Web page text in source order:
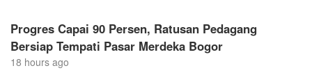
Progres Capai 90 Persen, Ratusan Pedagang
Bersiap Tempati Pasar Merdeka Bogor
18 hours ago